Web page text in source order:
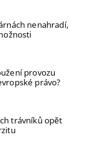
nenahradí,
provozu
právo?
trávníků opět